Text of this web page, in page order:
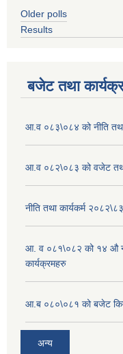
Older polls
Results
बजेट तथा
आ.व ०८३\०८४ को नीति
आ.व ०८२\०८३ को वजेट
नीति तथा कार्यकर्म २०८२\८३
आ. व ०८१\०८२ को १४ औ
कार्यक्रमहरु
आ.ब ०८०\०८१ को बजेट
अन्य